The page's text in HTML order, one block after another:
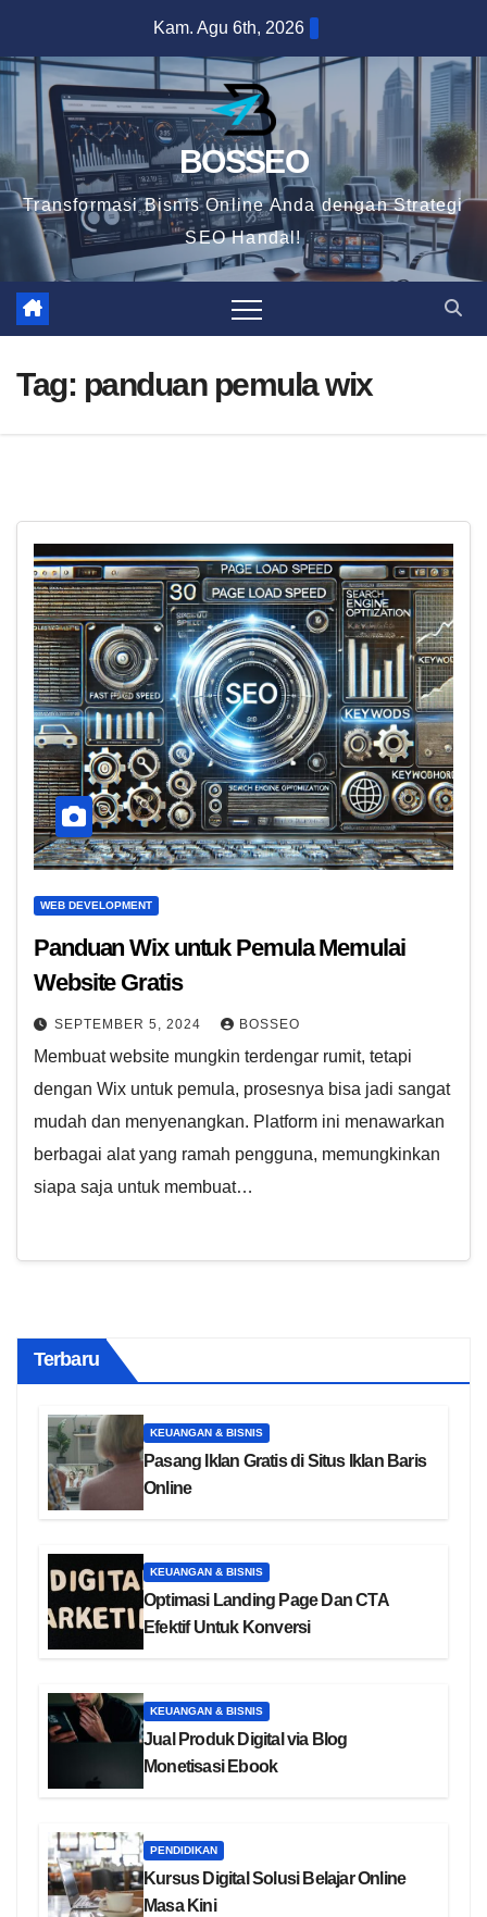
content
Kam. Agu 6th, 2026
BOSSEO
Transformasi Bisnis Online Anda dengan Strategi
SEO Handal!
Tag: panduan pemula wix
WEB DEVELOPMENT
Panduan Wix untuk Pemula Memulai
Website Gratis
SEPTEMBER 5, 2024 BOSSEO
Membuat website mungkin terdengar rumit, tetapi
dengan Wix untuk pemula, prosesnya bisa jadi sangat
mudah dan menyenangkan. Platform ini menawarkan
berbagai alat yang ramah pengguna, memungkinkan
siapa saja untuk membuat…
Terbaru
KEUANGAN & BISNIS
Pasang Iklan Gratis di Situs Iklan Baris
Online
KEUANGAN & BISNIS
Optimasi Landing Page Dan CTA
Efektif Untuk Konversi
KEUANGAN & BISNIS
Jual Produk Digital via Blog
Monetisasi Ebook
PENDIDIKAN
Kursus Digital Solusi Belajar Online
Masa Kini